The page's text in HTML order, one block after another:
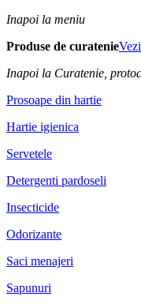
Inapoi la meniu
Produse de curatenie
Inapoi la Curatenie,
Prosoape din hartie
Hartie igienica
Servetele
Detergenti pardoseli
Insecticide
Odorizante
Saci menajeri
Sapunuri